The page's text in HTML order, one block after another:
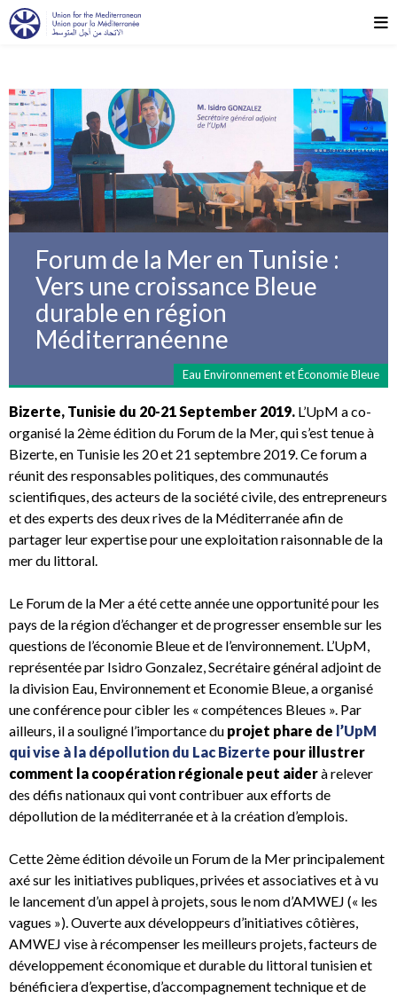
Forum de la Mer en Tunisie :
Vers une croissance Bleue
durable en région
Méditerranéenne
Eau Environnement et Économie Bleue
Bizerte, Tunisie du 20-21 September 2019. L’UpM a co-
organisé la 2ème édition du Forum de la Mer, qui s’est tenue à
Bizerte, en Tunisie les 20 et 21 septembre 2019. Ce forum a
réunit des responsables politiques, des communautés
scientifiques, des acteurs de la société civile, des entrepreneurs
et des experts des deux rives de la Méditerranée afin de
partager leur expertise pour une exploitation raisonnable de la
mer du littoral.
Le Forum de la Mer a été cette année une opportunité pour les
pays de la région d’échanger et de progresser ensemble sur les
questions de l’économie Bleue et de l’environnement. L’UpM,
représentée par Isidro Gonzalez, Secrétaire général adjoint de
la division Eau, Environnement et Economie Bleue, a organisé
une conférence pour cibler les « compétences Bleues ». Par
ailleurs, il a souligné l’importance du projet phare de l’UpM
qui vise à la dépollution du Lac Bizerte pour illustrer
comment la coopération régionale peut aiderà relever
des défis nationaux qui vont contribuer aux efforts de
dépollution de la méditerranée et à la création d’emplois.
Cette 2ème édition dévoile un Forum de la Mer principalement
axé sur les initiatives publiques, privées et associatives et à vu
le lancement d’un appel à projets, sous le nom d’AMWEJ (« les
vagues »). Ouverte aux développeurs d’initiatives côtières,
AMWEJ vise à récompenser les meilleurs projets, facteurs de
développement économique et durable du littoral tunisien et
bénéficiera d’expertise, d’accompagnement technique et de